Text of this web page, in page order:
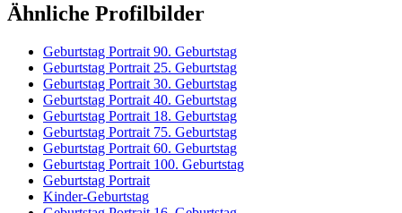
Ähnliche Profilbilder
Geburtstag Portrait 90. Geburtstag
Geburtstag Portrait 25. Geburtstag
Geburtstag Portrait 30. Geburtstag
Geburtstag Portrait 40. Geburtstag
Geburtstag Portrait 18. Geburtstag
Geburtstag Portrait 75. Geburtstag
Geburtstag Portrait 60. Geburtstag
Geburtstag Portrait 100. Geburtstag
Geburtstag Portrait
Kinder-Geburtstag